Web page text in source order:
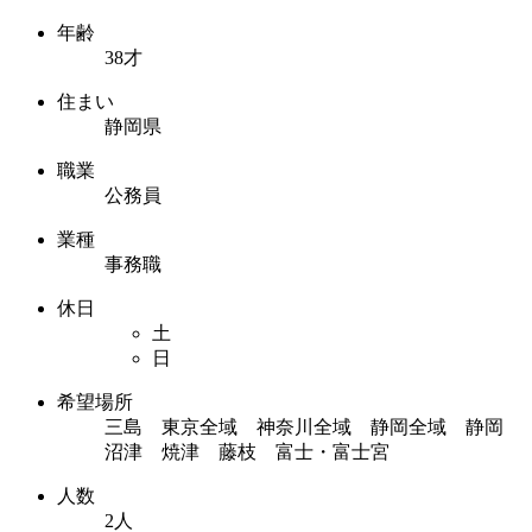
年齢
38才
住まい
静岡県
職業
公務員
業種
事務職
休日
土
日
希望場所
三島 東京全域 神奈川全域 静岡全域 静岡
沼津 焼津 藤枝 富士・富士宮
人数
2人